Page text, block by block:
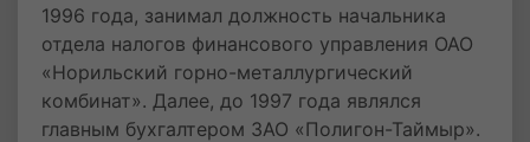
1996 года, занимал должность начальника
отдела налогов финансового управления ОАО
«Норильский горно-металлургический
комбинат». Далее, до 1997 года являлся
главным бухгалтером ЗАО «Полигон-Таймыр».